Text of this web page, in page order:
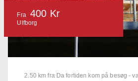
2.50 km fra Da fortiden kom på besøg -
Fra 400 Kr
Ulfborg